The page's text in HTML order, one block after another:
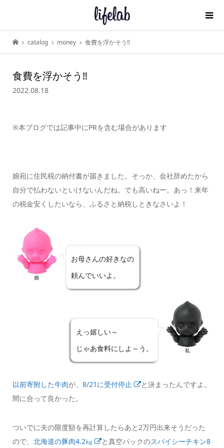
catalog money 食費を浮かそう‼
食費を浮かそう‼
2022.08.18
※本ブログでは記事中にPRを含む場合があります
娘宛に住民税の納付書が届きました。そっか、会社辞めたから
自分で払わないといけないんだね。でも高いねー。あっ！来年
の税金安くしたいなら、ふるさと納税しときなさいよ！
娘
お母さんの好きなの
頼んでいいよ。
えっ嬉しい～
じゃあ食料にしよ～う。
私
以前寄附した牛肉が、 8/21に受付停止
と決まったんですよ。
間に合って良かった。
ついでに夫の限度額を再計算したらあと2万円出来そうだった
ので、 北海道の豚肉4.2㎏ と真空パックのスパイシーチキン8